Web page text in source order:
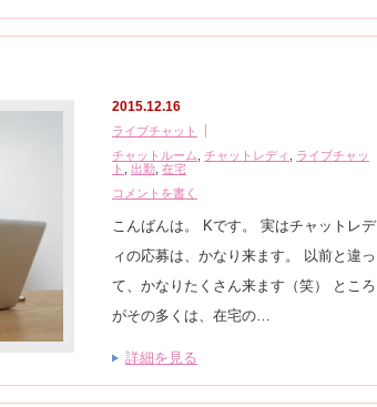
2015.12.16
ライブチャット
チャットルーム
チャットレディ
ライブチャッ
ト
出勤 在宅
コメントを書く
こんばんは。 Kです。 実はチャットレデ
ィの応募は、かなり来ます。 以前と違っ
て、かなりたくさん来ます（笑） ところ
がその多くは、在宅の…
詳細を見る